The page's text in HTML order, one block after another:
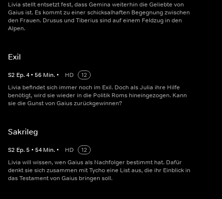
Livia stellt entsetzt fest, dass Gemina weiterhin die Geliebte von
Gaius ist. Es kommt zu einer schicksalhaften Begegnung zwischen
den Frauen. Drusus und Tiberius sind auf einem Feldzug in den
Alpen.
Exil
S2 Ep.4 • 56 Min. • HD
12
Livia befindet sich immer noch im Exil. Doch als Julia ihre Hilfe
benötigt, wird sie wieder in die Politik Roms hineingezogen. Kann
sie die Gunst von Gaius zurückgewinnen?
Sakrileg
S2 Ep.5 • 54 Min. • HD
12
Livia will wissen, wen Gaius als Nachfolger bestimmt hat. Dafür
denkt sie sich zusammen mit Tycho eine List aus, die ihr Einblick in
das Testament von Gaius bringen soll.